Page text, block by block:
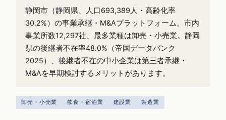
静岡市（静岡県、人口693,389人・高齢化率
30.2%）の事業承継・M&Aプラットフォーム。市内
事業所数12,297社、最多業種は卸売・小売業。静岡
県の後継者不在率48.0%（帝国データバンク
2025）、後継者不在の中小企業は第三者承継・
M&Aを早期検討するメリットがあります。
卸売・小売業 飲食・宿泊業 建設業 製造業